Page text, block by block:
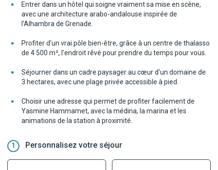
Entrer dans un hôtel qui soigne vraiment sa mise en scène,
avec une architecture arabo-andalouse inspirée de
l'Alhambra de Grenade.
Profiter d'un vrai pôle bien-être, grâce à un centre de thalasso
de 4 500 m², l'endroit rêvé pour prendre du temps pour vous.
Séjourner dans un cadre paysager au cœur d'un domaine de
3 hectares, avec une plage privée accessible à pied.
Choisir une adresse qui permet de profiter facilement de
Yasmine Hammamet, avec la médina, la marina et les
animations de la station à proximité.
1 Personnalisez votre séjour